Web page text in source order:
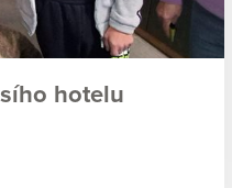
hotelu